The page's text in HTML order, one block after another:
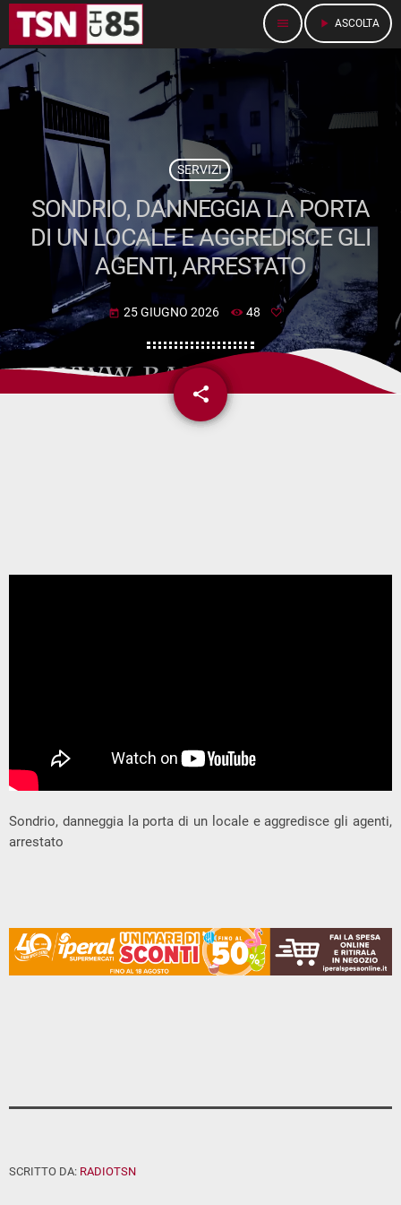
menu play_arrow ASCOLTA
SERVIZI
SONDRIO, DANNEGGIA LA PORTA
DI UN LOCALE E AGGREDISCE GLI
AGENTI, ARRESTATO
today 25 GIUGNO 2026 48
share
email
Sondrio, danneggia la porta di un locale e aggredisce gli agenti,
arrestato
SCRITTO DA: RADIOTSN